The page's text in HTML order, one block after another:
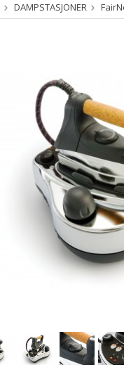
DAMPSTASJONER